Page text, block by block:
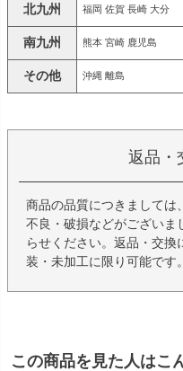
北九州 福岡 佐賀 長崎 大分
南九州 熊本 宮崎 鹿児島
その他 沖縄 離島
返品・
商品の品質につきましては
不良・破損などがございま
らせください。返品・交
装・未加工に限り可能です。
この商品を見た人はこ